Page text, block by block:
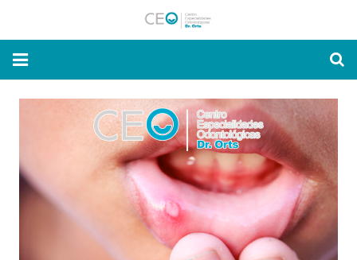
Inicio
Especialidades
Novedades y Consejos
CITA ONLINE